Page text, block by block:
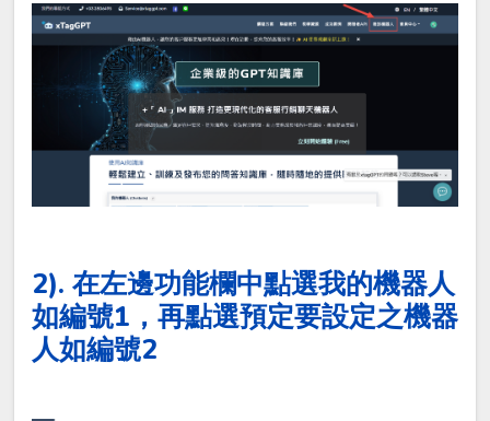
2). 在左邊功能欄中點選我的機器人
如編號1，再點選預定要設定之機器
人如編號2